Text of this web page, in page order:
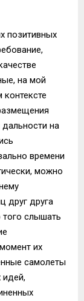
позитивных
на мой
на
времени
можно
друг друга
того слышать
их
самолеты
идей,